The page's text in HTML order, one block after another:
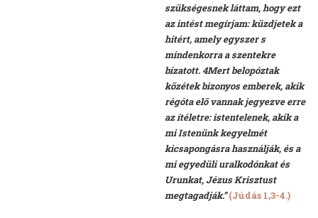
szükségesnek láttam, hogy ezt
az intést megírjam: küzdjetek a
hitért, amely egyszer s
mindenkorra a szentekre
bízatott. 4Mert belopóztak
közétek bizonyos emberek, akik
régóta elő vannak jegyezve erre
az ítéletre: istentelenek, akik a
mi Istenünk kegyelmét
kicsapongásra használják, és a
mi egyedüli uralkodónkat és
Urunkat, Jézus Krisztust
megtagadják.”(Júdás 1,3-4.)